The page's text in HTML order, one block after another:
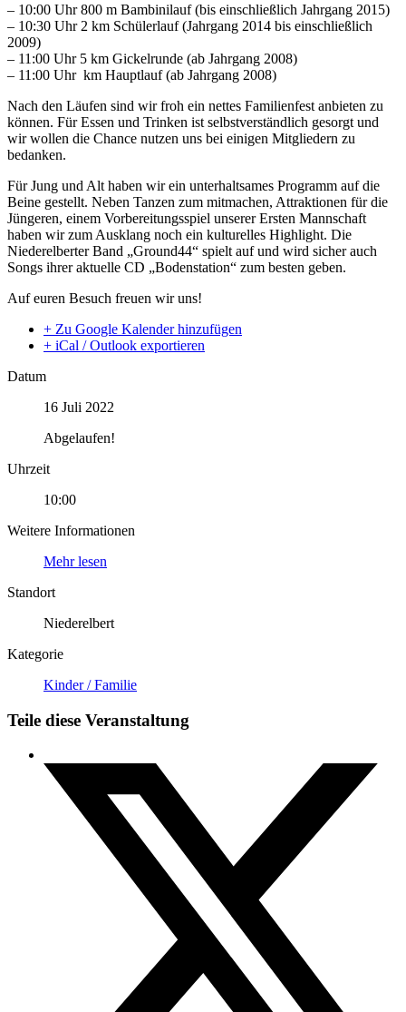
– 10:00 Uhr 800 m Bambinilauf (bis einschließlich Jahrgang 2015)
– 10:30 Uhr 2 km Schülerlauf (Jahrgang 2014 bis einschließlich
2009)
– 11:00 Uhr 5 km Gickelrunde (ab Jahrgang 2008)
– 11:00 Uhr km Hauptlauf (ab Jahrgang 2008)
Nach den Läufen sind wir froh ein nettes Familienfest anbieten zu
können. Für Essen und Trinken ist selbstverständlich gesorgt und
wir wollen die Chance nutzen uns bei einigen Mitgliedern zu
bedanken.
Für Jung und Alt haben wir ein unterhaltsames Programm auf die
Beine gestellt. Neben Tanzen zum mitmachen, Attraktionen für die
Jüngeren, einem Vorbereitungsspiel unserer Ersten Mannschaft
haben wir zum Ausklang noch ein kulturelles Highlight. Die
Niederelberter Band „Ground44“ spielt auf und wird sicher auch
Songs ihrer aktuelle CD „Bodenstation“ zum besten geben.
Auf euren Besuch freuen wir uns!
+ Zu Google Kalender hinzufügen
+ iCal / Outlook exportieren
Datum
16 Juli 2022
Abgelaufen!
Uhrzeit
10:00
Weitere Informationen
Mehr lesen
Standort
Niederelbert
Kategorie
Kinder / Familie
Teile diese Veranstaltung